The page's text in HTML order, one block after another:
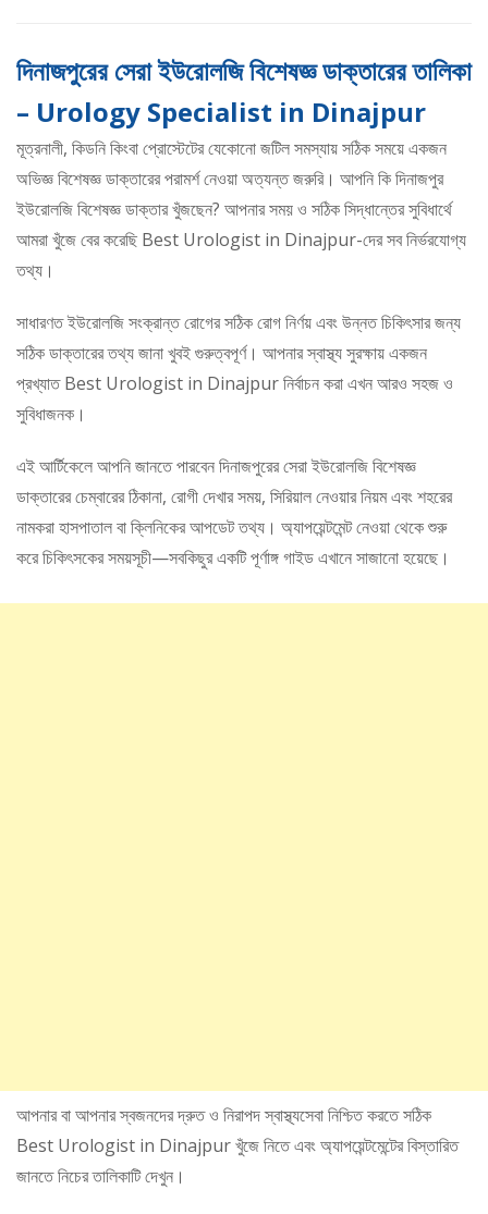
দিনাজপুরের সেরা ইউরোলজি বিশেষজ্ঞ ডাক্তারের তালিকা
– Urology Specialist in Dinajpur
মূত্রনালী, কিডনি কিংবা প্রোস্টেটের যেকোনো জটিল সমস্যায় সঠিক সময়ে একজন
অভিজ্ঞ বিশেষজ্ঞ ডাক্তারের পরামর্শ নেওয়া অত্যন্ত জরুরি। আপনি কি দিনাজপুর
ইউরোলজি বিশেষজ্ঞ ডাক্তার খুঁজছেন? আপনার সময় ও সঠিক সিদ্ধান্তের সুবিধার্থে
আমরা খুঁজে বের করেছি Best Urologist in Dinajpur-দের সব নির্ভরযোগ্য
তথ্য।
সাধারণত ইউরোলজি সংক্রান্ত রোগের সঠিক রোগ নির্ণয় এবং উন্নত চিকিৎসার জন্য
সঠিক ডাক্তারের তথ্য জানা খুবই গুরুত্বপূর্ণ। আপনার স্বাস্থ্য সুরক্ষায় একজন
প্রখ্যাত Best Urologist in Dinajpur নির্বাচন করা এখন আরও সহজ ও
সুবিধাজনক।
এই আর্টিকেলে আপনি জানতে পারবেন দিনাজপুরের সেরা ইউরোলজি বিশেষজ্ঞ
ডাক্তারের চেম্বারের ঠিকানা, রোগী দেখার সময়, সিরিয়াল নেওয়ার নিয়ম এবং শহরের
নামকরা হাসপাতাল বা ক্লিনিকের আপডেট তথ্য। অ্যাপয়েন্টমেন্ট নেওয়া থেকে শুরু
করে চিকিৎসকের সময়সূচী—সবকিছুর একটি পূর্ণাঙ্গ গাইড এখানে সাজানো হয়েছে।
আপনার বা আপনার স্বজনদের দ্রুত ও নিরাপদ স্বাস্থ্যসেবা নিশ্চিত করতে সঠিক
Best Urologist in Dinajpur খুঁজে নিতে এবং অ্যাপয়েন্টমেন্টের বিস্তারিত
জানতে নিচের তালিকাটি দেখুন।